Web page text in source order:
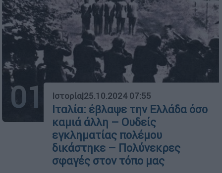
01 Ιστορία|25.10.2024 07:55
Ιταλία: έβλαψε την Ελλάδα όσο
καμιά άλλη – Ουδείς
εγκληματίας πολέμου
δικάστηκε – Πολύνεκρες
σφαγές στον τόπο μας